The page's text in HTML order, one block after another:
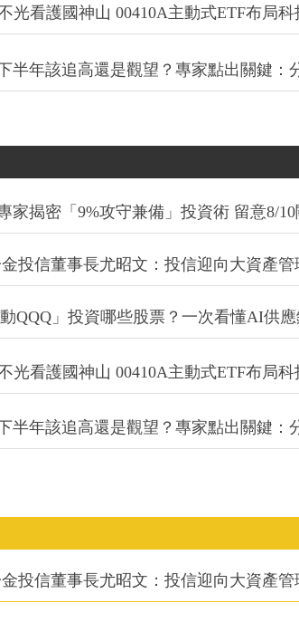
光看護國神山 00410A主動式ETF布局
半年該追高還是觀望？專家點出關鍵：
家揭密「9%攻守兼備」投資術 留意8/10
投信董事長尤昭文：投信迎向大資產管
QQQ」投資哪些股票？一次看懂AI供
光看護國神山 00410A主動式ETF布局
半年該追高還是觀望？專家點出關鍵：
投信董事長尤昭文：投信迎向大資產管